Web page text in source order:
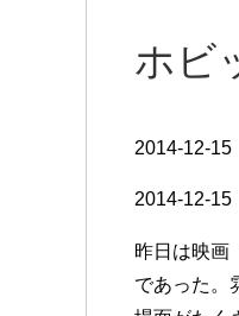
ホビ
2014-12-15
2014-12-15
昨日は映画
であった。